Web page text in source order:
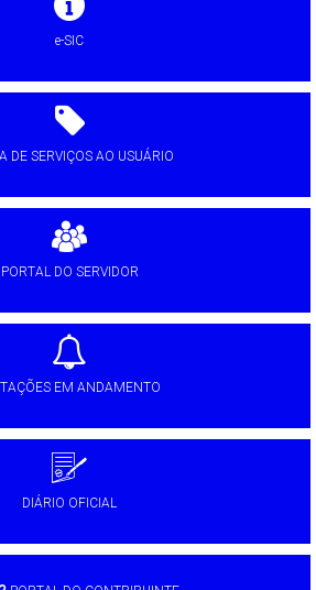
e-SIC
DE SERVIÇOS AO USUÁRIO
PORTAL DO SERVIDOR
EM ANDAMENTO
DIÁRIO OFICIAL